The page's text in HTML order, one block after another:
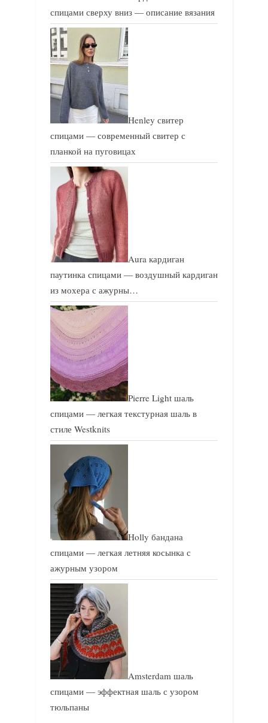
спицами сверху вниз — описание вязания
Henley свитер
спицами — современный свитер с
планкой на пуговицах
Aura кардиган
паутинка спицами — воздушный кардиган
из мохера с ажурны…
Pierre Light шаль
спицами — легкая текстурная шаль в
стиле Westknits
Holly бандана
спицами — легкая летняя косынка с
ажурным узором
Amsterdam шаль
спицами — эффектная шаль с узором
тюльпаны